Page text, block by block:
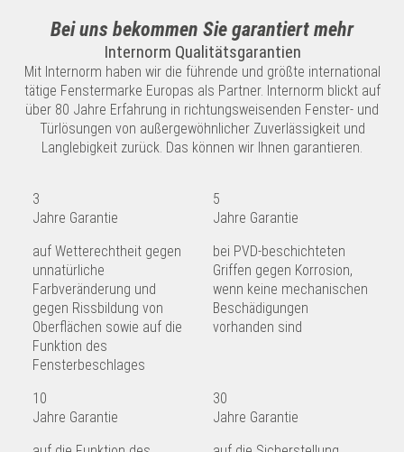
Bei uns bekommen Sie garantiert mehr
Internorm Qualitätsgarantien
Mit Internorm haben wir die führende und größte international
tätige Fenstermarke Europas als Partner. Internorm blickt auf
über 80 Jahre Erfahrung in richtungsweisenden Fenster- und
Türlösungen von außergewöhnlicher Zuverlässigkeit und
Langlebigkeit zurück. Das können wir Ihnen garantieren.
3
Jahre Garantie
auf Wetterechtheit gegen
unnatürliche
Farbveränderung und
gegen Rissbildung von
Oberflächen sowie auf die
Funktion des
Fensterbeschlages
5
Jahre Garantie
bei PVD-beschichteten
Griffen gegen Korrosion,
wenn keine mechanischen
Beschädigungen
vorhanden sind
10
Jahre Garantie
30
Jahre Garantie